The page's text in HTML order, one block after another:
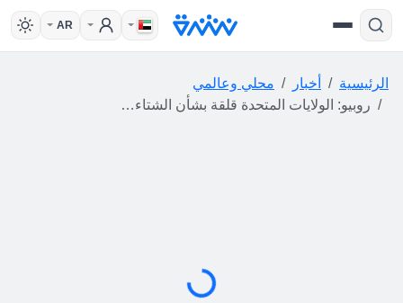
AR
الرئيسية أخبار
محلي وعالمي
روبيو: الولايات المتحدة قلقة بشأن الشتاء القاسي القادم في أوكرانيا
جارٍ التحميل...